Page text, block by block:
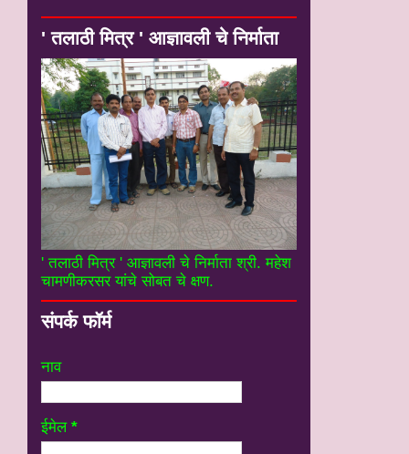
' तलाठी मित्र ' आज्ञावली चे निर्माता
' तलाठी मित्र ' आज्ञावली चे निर्माता श्री. महेश
चामणीकरसर यांचे सोबत चे क्षण.
संपर्क फॉर्म
नाव
ईमेल *